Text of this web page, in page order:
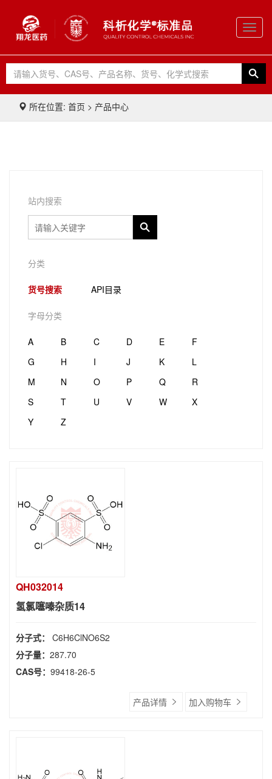
所在位置: 首页 > 产品中心
站内搜索
分类
货号搜索 API目录
字母分类
A B C D E
F
G
H I J K
L
M
N O P Q
R
S
T U V W
X
Y
Z
QH032014
氢氯噻嗪杂质14
分子式： C6H6ClNO6S2
分子量： 287.70
CAS号： 99418-26-5
产品详情 加入购物车